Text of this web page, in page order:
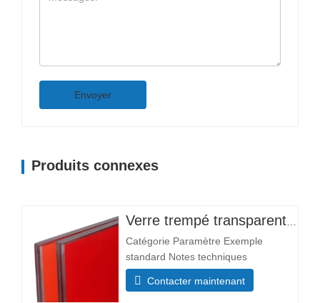
Envoyer
Produits connexes
Catégorie Paramètre Exemple
standard Notes techniques
Dimensions Taille minimale 300×300
mm La plupart des tailles
Contacter maintenant